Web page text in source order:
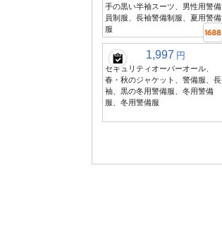
手の黒い半袖スーツ、男性用警備
員制服、長袖警備制服、夏用警備
服
1,997 円
セキュリティオーバーオール、
春・秋のジャケット、警備服、長
袖、黒の冬用警備服、冬用警備
服、冬用警備服